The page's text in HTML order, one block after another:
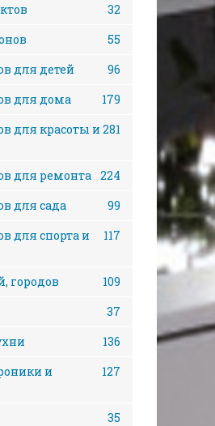
32
55
для детей
96
для дома
179
для красоты и 281
для ремонта 224
для сада
99
для спорта и
117
городов
109
37
136
и
127
35